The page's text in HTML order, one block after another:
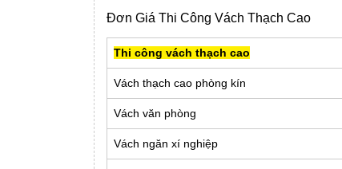
Đơn Giá Thi Công Vách Thạch Cao
Thi công vách thạch cao
Vách thạch cao phòng kín
Vách văn phòng
Vách ngăn xí nghiệp